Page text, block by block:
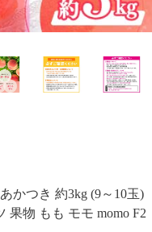
かつき 約3kg (9～10玉)
果物 もも モモ momo F2